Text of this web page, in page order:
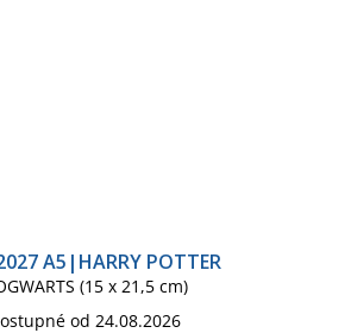
A5|HARRY POTTER
(15 x 21,5 cm)
od 24.08.2026